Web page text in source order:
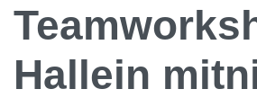
Hallein